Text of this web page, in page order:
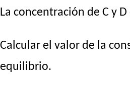
La concentración de C y
Calcular el valor de la
equilibrio.